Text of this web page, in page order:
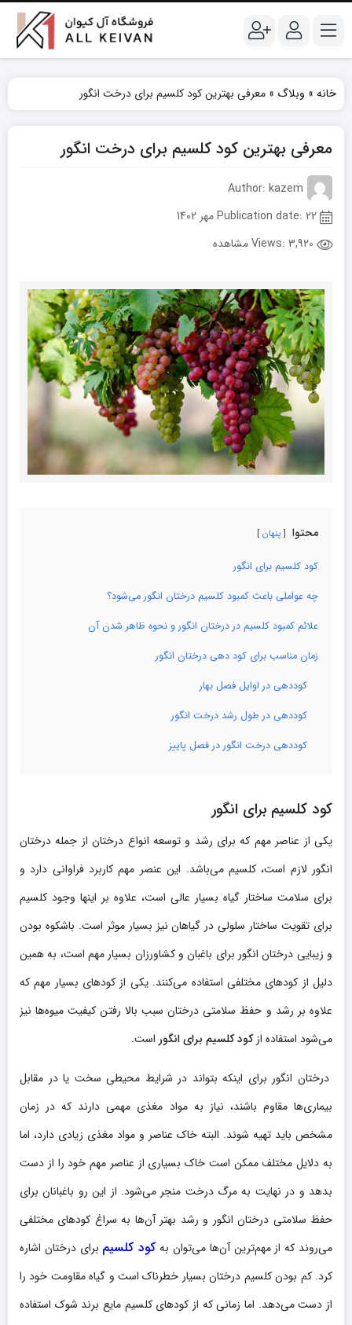
خانه » وبلاگ » معرفی بهترین کود کلسیم برای درخت انگور
معرفی بهترین کود کلسیم برای درخت انگور
Author: kazem
3,920 مشاهده
محتوا پنهان
کود کلسیم برای انگور
چه عواملی باعث کمبود کلسیم درختان انگور می‌شود؟
علائم کمبود کلسیم در درختان انگور و نحوه ظاهر شدن آن
زمان مناسب برای کود دهی درختان انگور
کوددهی در اوایل فصل بهار
کوددهی در طول رشد درخت انگور
کوددهی درخت انگور در فصل پاییز
کود کلسیم برای انگور
یکی از عناصر مهم که برای رشد و توسعه انواع درختان از جمله درختان
انگور لازم است، کلسیم می‌باشد. این عنصر مهم کاربرد فراوانی دارد و
برای سلامت ساختار گیاه بسیار عالی است، علاوه بر اینها وجود کلسیم
برای تقویت ساختار سلولی در گیاهان نیز بسیار موثر است. باشکوه بودن
و زیبایی درختان انگور برای باغبان و کشاورزان بسیار مهم است، به همین
دلیل از کودهای مختلفی استفاده می‌کنند. یکی از کودهای بسیار مهم که
علاوه بر رشد و حفظ سلامتی درختان سبب بالا رفتن کیفیت میوه‌ها نیز
می‌شود استفاده ازکود کلسیم برای انگور است.
درختان انگور برای اینکه بتواند در شرایط محیطی سخت یا در مقابل
بیماری‌ها مقاوم باشند، نیاز به مواد مغذی مهمی دارند که در زمان
مشخص باید تهیه شوند. البته خاک عناصر و مواد مغذی زیادی دارد، اما
به دلایل مختلف ممکن است خاک بسیاری از عناصر مهم خود را از دست
بدهد و در نهایت به مرگ درخت منجر می‌شود. از این رو باغبانان برای
حفظ سلامتی درختان انگور و رشد بهتر آن‌ها به سراغ کودهای مختلفی
می‌روند که از مهم‌ترین آن‌ها می‌توان به کود کلسیم برای درختان اشاره
کرد. کم بودن کلسیم درختان بسیار خطرناک است و گیاه مقاومت خود را
از دست می‌دهد. اما زمانی که از کودهای کلسیم مایع برند شوک استفاده